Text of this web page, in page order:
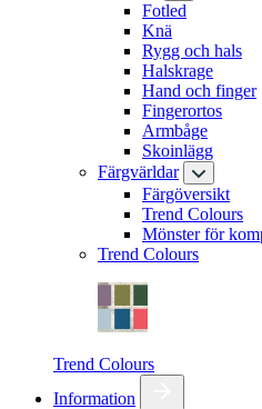
Fotled
Knä
Rygg och hals
Halskrage
Hand och finger
Fingerortos
Armbåge
Skoinlägg
Färgvärldar
Färgöversikt
Trend Colours
Mönster för
Trend Colours
Trend Colours
Information